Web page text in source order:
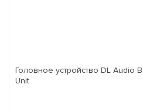
Головное устройство DL Audio
Unit